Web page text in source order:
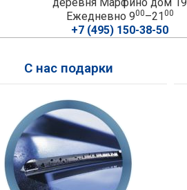
Ежедневно 900–2100
+7 (495) 150-38-50
С нас подарки